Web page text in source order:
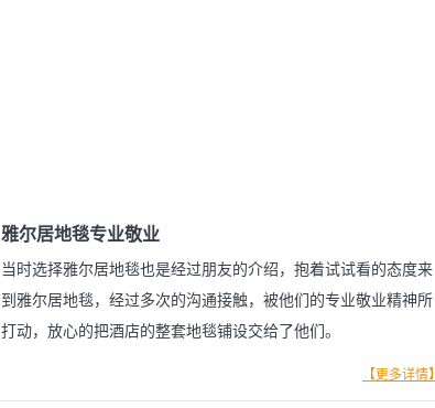
雅尔居地毯专业敬业
当时选择雅尔居地毯也是经过朋友的介绍，抱着试试看的态度来
到雅尔居地毯，经过多次的沟通接触，被他们的专业敬业精神所
打动，放心的把酒店的整套地毯铺设交给了他们。
【更多详情】